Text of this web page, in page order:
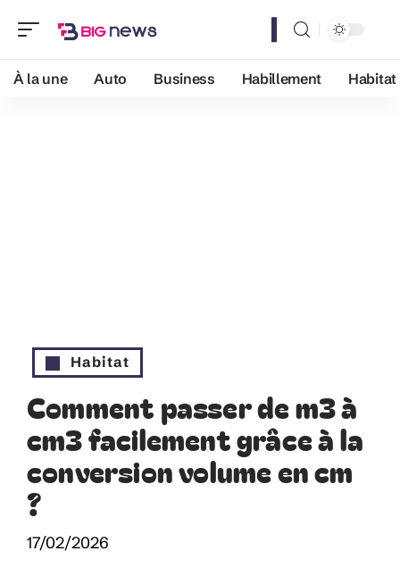
À la une Auto Business Habillement Habitat
Habitat
Comment passer de m3 à
cm3 facilement grâce à la
conversion volume en cm
?
17/02/2026